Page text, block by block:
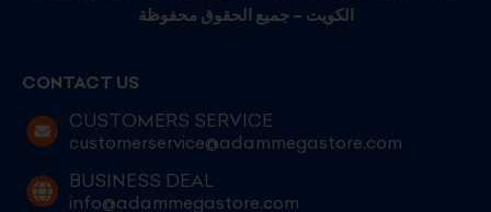
الكويت – جميع الحقوق محفوظة
CONTACT US
CUSTOMERS SERVICE
customerservice@adammegastore.com
BUSINESS DEAL
info@adammegastore.com